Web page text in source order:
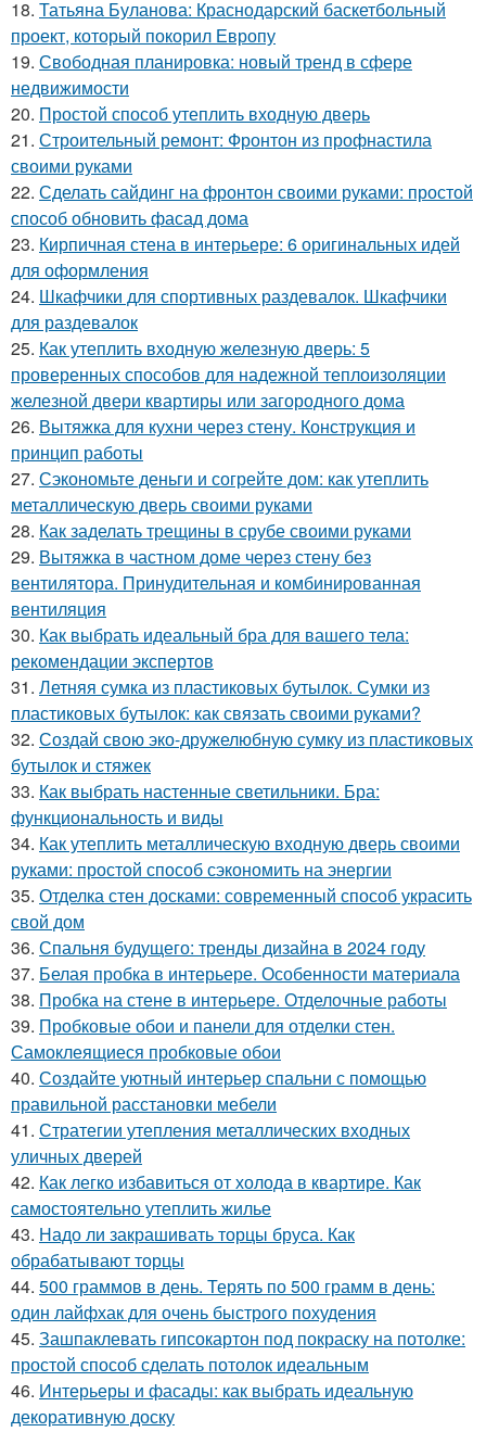
18. Татьяна Буланова: Краснодарский баскетбольный
проект, который покорил Европу
19. Свободная планировка: новый тренд в сфере
недвижимости
20. Простой способ утеплить входную дверь
21. Строительный ремонт: Фронтон из профнастила
своими руками
22. Сделать сайдинг на фронтон своими руками: простой
способ обновить фасад дома
23. Кирпичная стена в интерьере: 6 оригинальных идей
для оформления
24. Шкафчики для спортивных раздевалок. Шкафчики
для раздевалок
25. Как утеплить входную железную дверь: 5
проверенных способов для надежной теплоизоляции
железной двери квартиры или загородного дома
26. Вытяжка для кухни через стену. Конструкция и
принцип работы
27. Сэкономьте деньги и согрейте дом: как утеплить
металлическую дверь своими руками
28. Как заделать трещины в срубе своими руками
29. Вытяжка в частном доме через стену без
вентилятора. Принудительная и комбинированная
вентиляция
30. Как выбрать идеальный бра для вашего тела:
рекомендации экспертов
31. Летняя сумка из пластиковых бутылок. Сумки из
пластиковых бутылок: как связать своими руками?
32. Создай свою эко-дружелюбную сумку из пластиковых
бутылок и стяжек
33. Как выбрать настенные светильники. Бра:
функциональность и виды
34. Как утеплить металлическую входную дверь своими
руками: простой способ сэкономить на энергии
35. Отделка стен досками: современный способ украсить
свой дом
36. Спальня будущего: тренды дизайна в 2024 году
37. Белая пробка в интерьере. Особенности материала
38. Пробка на стене в интерьере. Отделочные работы
39. Пробковые обои и панели для отделки стен.
Самоклеящиеся пробковые обои
40. Создайте уютный интерьер спальни с помощью
правильной расстановки мебели
41. Стратегии утепления металлических входных
уличных дверей
42. Как легко избавиться от холода в квартире. Как
самостоятельно утеплить жилье
43. Надо ли закрашивать торцы бруса. Как
обрабатывают торцы
44. 500 граммов в день. Терять по 500 грамм в день:
один лайфхак для очень быстрого похудения
45. Зашпаклевать гипсокартон под покраску на потолке:
простой способ сделать потолок идеальным
46. Интерьеры и фасады: как выбрать идеальную
декоративную доску